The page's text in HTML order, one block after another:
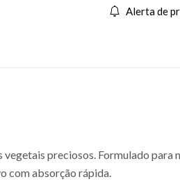
Alerta de
preciosos. Formulado
com absorção rápida.